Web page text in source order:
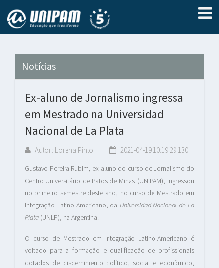
Notícias
Ex-aluno de Jornalismo ingressa
em Mestrado na Universidad
Nacional de La Plata
Autor: Lorena Pinto 2021-04-19 10:19:29.130
Gustavo Pereira Rubim, ex-aluno do curso de Jornalismo do
Centro Universitário de Patos de Minas (UNIPAM), ingressou
no primeiro semestre deste ano, no curso de Mestrado em
Integração Latino-Americano, da Universidad Nacional de La
Plata (UNLP), na Argentina.
O curso de Mestrado em Integração Latino-Americano é
voltado para a formação e qualificação de profissionais
dotados de discernimento político, social e econômico,